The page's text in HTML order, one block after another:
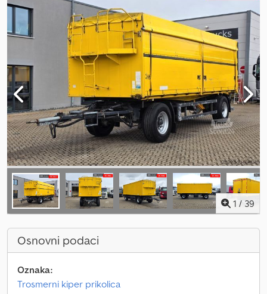
1 / 39
Osnovni podaci
Oznaka:
Trosmerni kiper prikolica